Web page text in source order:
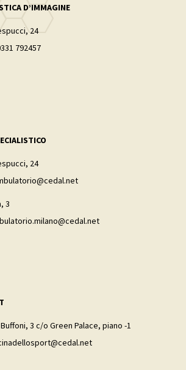
D’IMMAGINE
24
792457
24
3
Buffoni, 3 c/o Green Palace, piano -1